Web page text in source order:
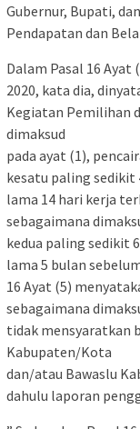
Gubernur, Bupati,
Pendapatan dan
Dalam Pasal 16
2020, kata dia,
Kegiatan Pemilihan
dimaksud
pada ayat (1),
kesatu paling sedikit
lama 14 hari kerja
sebagaimana
kedua paling sedikit
lama 5 bulan
16 Ayat (5)
sebagaimana
tidak mensyaratkan
Kabupaten/Kota
dan/atau Bawaslu
dahulu laporan